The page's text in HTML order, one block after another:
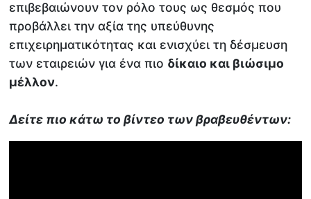
επιβεβαιώνουν τον ρόλο τους ως θεσμός που
προβάλλει την αξία της υπεύθυνης
επιχειρηματικότητας και ενισχύει τη δέσμευση
των εταιρειών για ένα πιο δίκαιο και βιώσιμο
μέλλον.
Δείτε πιο κάτω το βίντεο των βραβευθέντων: